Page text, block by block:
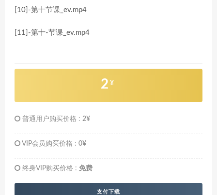
[10]-第十节课_ev.mp4
[11]-第十-节课_ev.mp4
2 ¥
普通用户购买价格 : 2¥
VIP会员购买价格 : 0¥
终身VIP购买价格 : 免费
支付下载